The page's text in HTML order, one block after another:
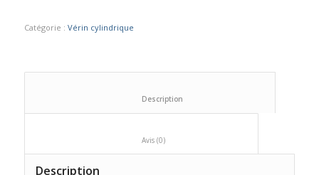
Catégorie : Vérin cylindrique
						Avis (0)
Description